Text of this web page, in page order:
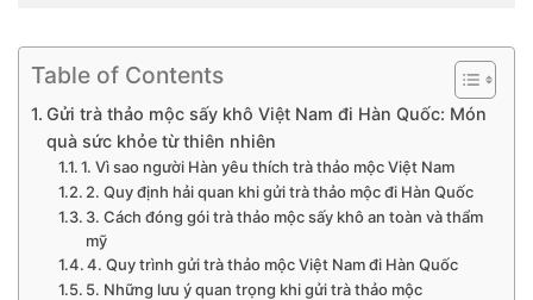
Table of Contents
Gửi trà thảo mộc sấy khô Việt Nam đi Hàn Quốc: Món
quà sức khỏe từ thiên nhiên
1. Vì sao người Hàn yêu thích trà thảo mộc Việt Nam
2. Quy định hải quan khi gửi trà thảo mộc đi Hàn Quốc
3. Cách đóng gói trà thảo mộc sấy khô an toàn và thẩm
mỹ
4. Quy trình gửi trà thảo mộc Việt Nam đi Hàn Quốc
5. Những lưu ý quan trọng khi gửi trà thảo mộc